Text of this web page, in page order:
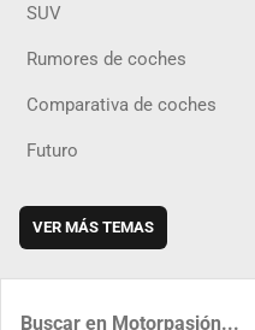
SUV
Rumores de coches
Comparativa de coches
Futuro
VER MÁS TEMAS